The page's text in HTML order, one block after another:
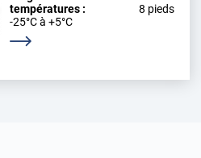
températures :
-25°C à +5°C
8 pieds
En savoir plus